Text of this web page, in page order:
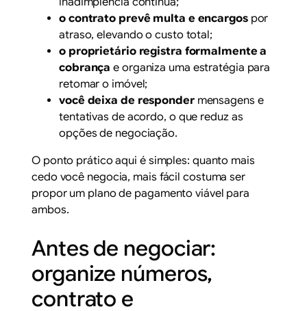
o contrato prevê multa e encargospor
atraso, elevando o custo total;
o proprietário registra formalmente a
cobrança e organiza uma estratégia para
retomar o imóvel;
você deixa de respondermensagens e
tentativas de acordo, o que reduz as
opções de negociação.
O ponto prático aqui é simples: quanto mais
cedo você negocia, mais fácil costuma ser
propor um plano de pagamento viável para
ambos.
Antes de negociar:
organize números,
contrato e